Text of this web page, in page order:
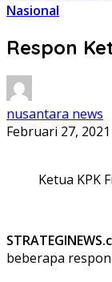
Nasional
Respon
nusantara news
Februari 27, 2021
Ketua KPK
beberapa